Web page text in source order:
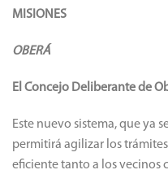
MISIONES
OBERÁ
El Concejo Deliberante de
Este nuevo sistema, que ya
permitirá agilizar los
eficiente tanto a los vecinos